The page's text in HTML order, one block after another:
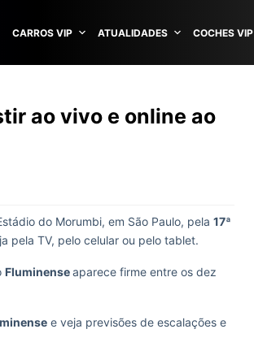
CARROS VIP ATUALIDADES COCHES VIP
ao vivo e online ao
do Morumbi, em São Paulo, pela 17ª
pela TV, pelo celular ou pelo tablet.
Fluminenseaparece firme entre os dez
e veja previsões de escalações e